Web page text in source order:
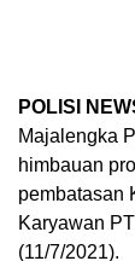
POLISI
Majalengka
himbauan
pembatasan
Karyawan
(11/7/2021).